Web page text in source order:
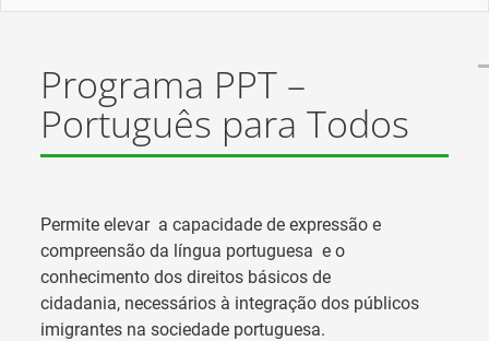
Programa PPT –
Português para Todos
Permite elevar a capacidade de expressão e
compreensão da língua portuguesa e o
conhecimento dos direitos básicos de
cidadania, necessários à integração dos públicos
imigrantes na sociedade portuguesa.